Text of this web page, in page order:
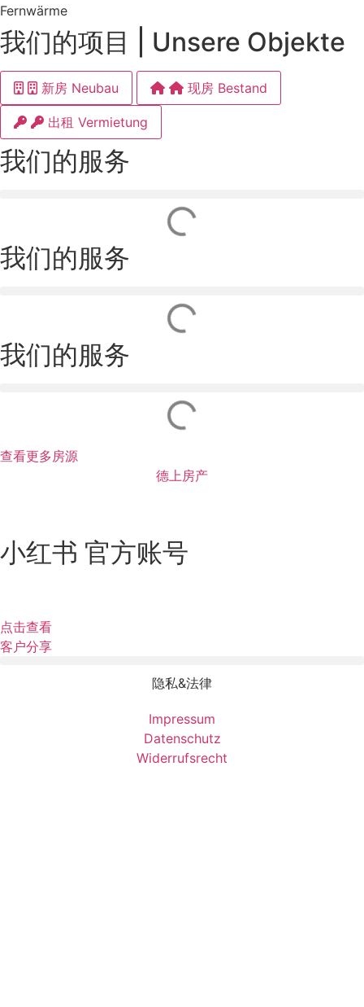
Fernwärme
我们的项目 | Unsere Objekte
新房 Neubau 现房 Bestand
出租 Vermietung
我们的服务
我们的服务
我们的服务
查看更多房源
德上房产
小红书 官方账号
点击查看
客户分享
隐私&法律
Impressum
Datenschutz
Widerrufsrecht